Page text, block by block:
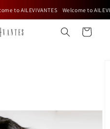
to AILEVIVANTES Welcome to
Cart